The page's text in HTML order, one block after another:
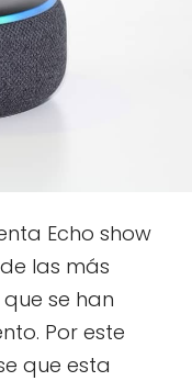
Echo show
las más
se han
Por este
que esta